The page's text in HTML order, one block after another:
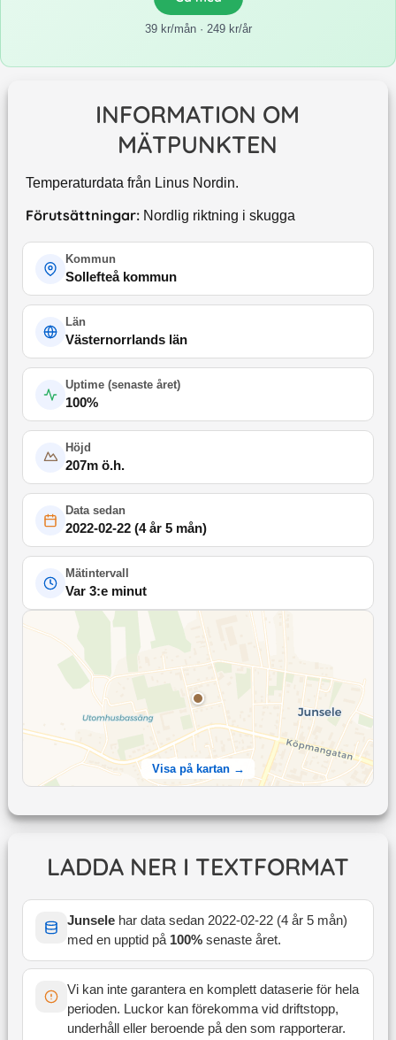
39 kr/mån · 249 kr/år
INFORMATION OM
MÄTPUNKTEN
Temperaturdata från Linus Nordin.
Förutsättningar: Nordlig riktning i skugga
Kommun
Sollefteå kommun
Län
Västernorrlands län
Uptime (senaste året)
100%
Höjd
207m ö.h.
Data sedan
2022-02-22(4 år 5 mån)
Mätintervall
Var 3:e minut
Visa på kartan →
LADDA NER I TEXTFORMAT
Junselehar data sedan 2022-02-22(4 år 5 mån)
med en upptid på 100% senaste året.
Vi kan inte garantera en komplett dataserie för hela
perioden. Luckor kan förekomma vid driftstopp,
underhåll eller beroende på den som rapporterar.